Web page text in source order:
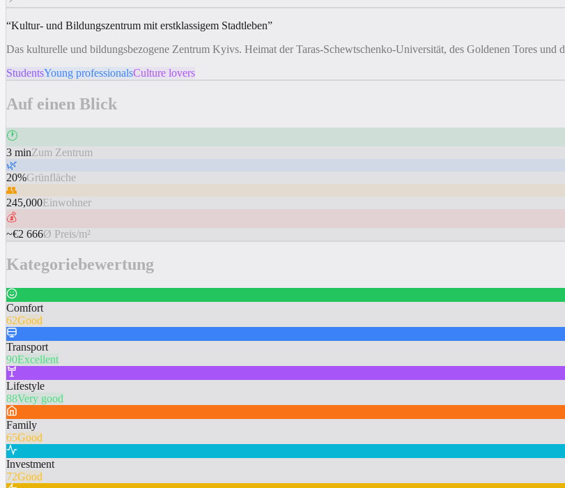
“Kultur- und Bildungszentrum mit erstklassigem Stadtleben”
Das kulturelle und bildungsbezogene Zentrum Kyivs. Heimat der Taras-Schewtschenko-Universität, des Goldenen Tores und
StudentsYoung professionalsCulture lovers
Auf einen Blick
🕐
3 minZum Zentrum
🌿
20%Grünfläche
👥
245,000Einwohner
💰
~€2 666Ø Preis/m²
Kategoriebewertung
Comfort
62Good
Transport
90Excellent
Lifestyle
88Very good
Family
65Good
Investment
72Good